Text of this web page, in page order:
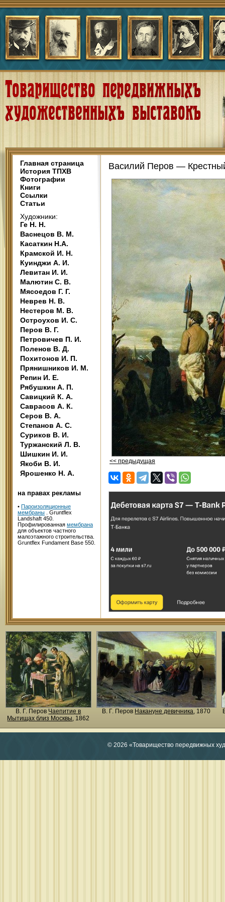
Главная страница
История ТПХВ
Фотографии
Книги
Ссылки
Статьи
Художники:
Ге Н. Н.
Васнецов В. М.
Касаткин Н.А.
Крамской И. Н.
Куинджи А. И.
Левитан И. И.
Малютин С. В.
Мясоедов Г. Г.
Неврев Н. В.
Нестеров М. В.
Остроухов И. С.
Перов В. Г.
Петровичев П. И.
Поленов В. Д.
Похитонов И. П.
Прянишников И. М.
Репин И. Е.
Рябушкин А. П.
Савицкий К. А.
Саврасов А. К.
Серов В. А.
Степанов А. С.
Суриков В. И.
Туржанский Л. В.
Шишкин И. И.
Якоби В. И.
Ярошенко Н. А.
на правах рекламы
• Пароизоляционные
мембраны . Gruntflex
Landshaft 450.
Профилированная мембрана
для объектов частного
малоэтажного строительства.
Gruntflex Fundament Base 550.
Василий Перов —
<< предыдущая
В. Г. Перов Чаепитие в
Мытищах близ Москвы, 1862
В. Г. Перов Накануне девичника, 1870
© 2026 «Товарищество передвижных